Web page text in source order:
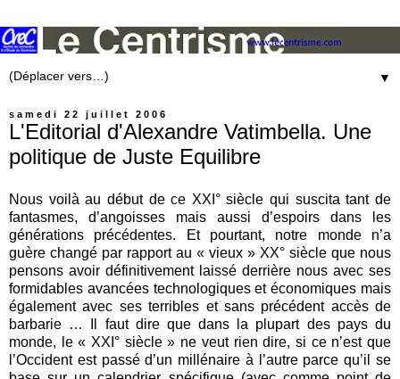
▼
samedi 22 juillet 2006
L'Editorial d'Alexandre Vatimbella. Une
politique de Juste Equilibre
Nous voilà au début de ce XXI° siècle qui suscita tant de
fantasmes, d’angoisses mais aussi d’espoirs dans les
générations précédentes. Et pourtant, notre monde n’a
guère changé par rapport au « vieux » XX° siècle que nous
pensons avoir définitivement laissé derrière nous avec ses
formidables avancées technologiques et économiques mais
également avec ses terribles et sans précédent accès de
barbarie … Il faut dire que dans la plupart des pays du
monde, le « XXI° siècle » ne veut rien dire, si ce n’est que
l’Occident est passé d’un millénaire à l’autre parce qu’il se